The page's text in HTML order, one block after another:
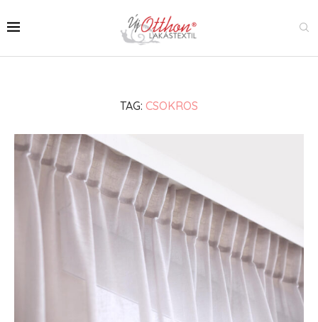
TAG: CSOKROS